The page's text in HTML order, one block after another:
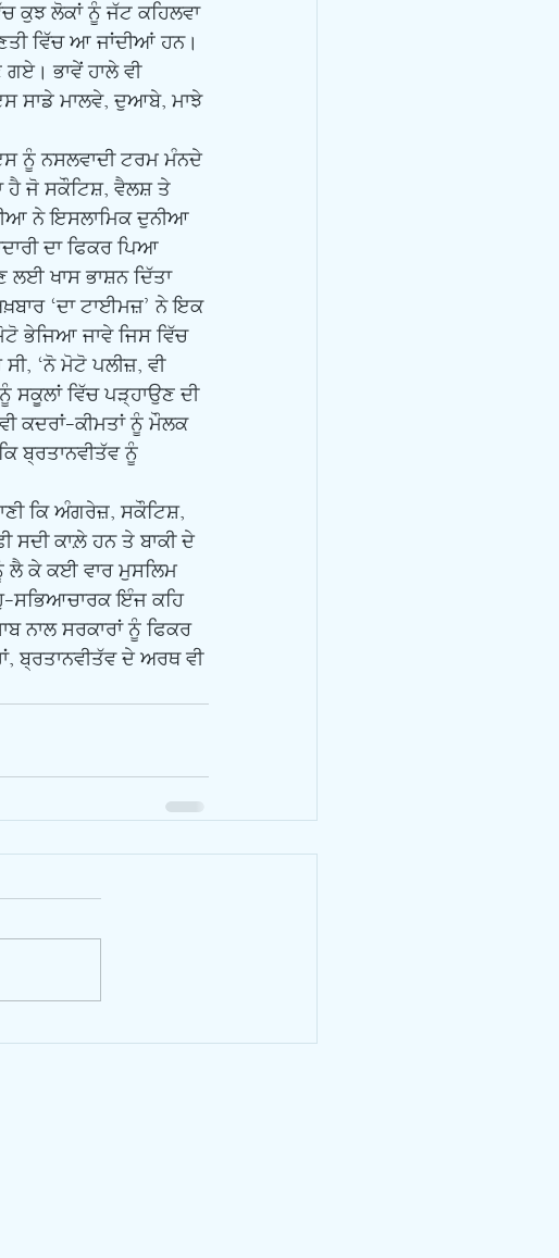
ਕੁਝ ਲੋਕਾਂ ਨੂੰ ਜੱਟ ਕਹਿਲਵਾ
ਵਿੱਚ ਆ ਜਾਂਦੀਆਂ ਹਨ।
ਭਾਵੇਂ ਹਾਲੇ ਵੀ
ਸਾਡੇ ਮਾਲਵੇ, ਦੁਆਬੇ, ਮਾਝੇ
ਹੈ ਜੋ ਸਕੌਟਿਸ਼, ਵੈਲਸ਼ ਤੇ
ਨੇ ਇਸਲਾਮਿਕ ਦੁਨੀਆ
ਦਾ ਫਿਕਰ ਪਿਆ
ਖਾਸ ਭਾਸ਼ਨ ਦਿੱਤਾ
‘ਦਾ ਟਾਈਮਜ਼’ ਨੇ ਇਕ
ਭੇਜਿਆ ਜਾਵੇ ਜਿਸ ਵਿੱਚ
‘ਨੋ ਮੋਟੋ ਪਲੀਜ਼, ਵੀ
ਵਿੱਚ ਪੜ੍ਹਾਉਣ ਦੀ
ਕਦਰਾਂ-ਕੀਮਤਾਂ ਨੂੰ ਮੌਲਕ
ਬ੍ਰਤਾਨਵੀਤੱਵ ਨੂੰ
ਕਾਲ਼ੇ ਹਨ ਤੇ ਬਾਕੀ ਦੇ
ਲੈ ਕੇ ਕਈ ਵਾਰ ਮੁਸਲਿਮ
ਸਭਿਆਚਾਰਕ ਇੰਜ ਕਹਿ
ਨਾਲ ਸਰਕਾਰਾਂ ਨੂੰ ਫਿਕਰ
ਬ੍ਰਤਾਨਵੀਤੱਵ ਦੇ ਅਰਥ ਵੀ